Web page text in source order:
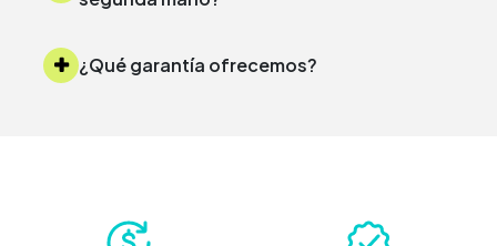
¿Qué garantía ofrecemos?